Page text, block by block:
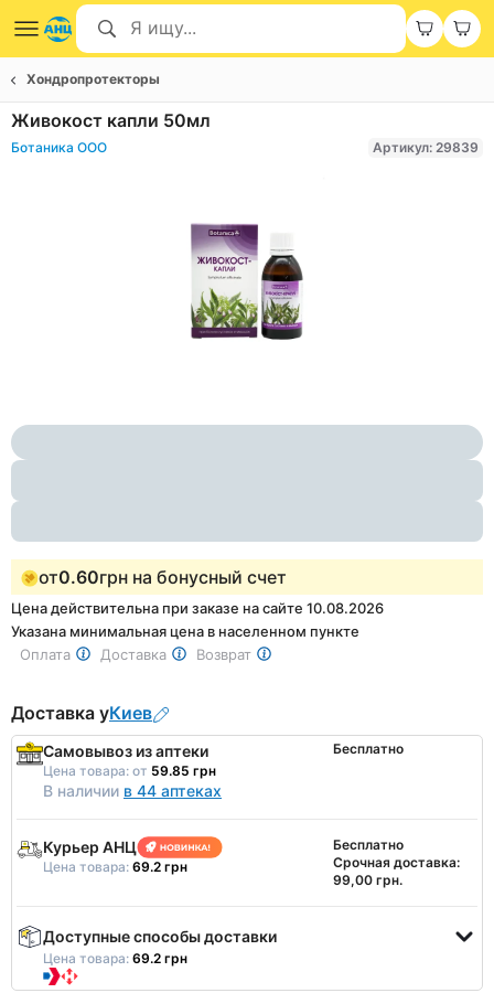
Хондропротекторы
Живокост капли 50мл
Ботаника ООО Артикул: 29839
1
of
от0.60грн на бонусный счет
Цена действительна при заказе на сайте 10.08.2026
Указана минимальная цена в населенном пункте
Оплата
Доставка Возврат
Доставка уКиев
Самовывоз из аптеки
Цена товара: от 59.85 грн
В наличии в 44 аптеках
Бесплатно
Курьер АНЦ
Цена товара: 69.2 грн
Бесплатно
Срочная доставка:
99,00 грн.
Доступные способы доставки
Цена товара: 69.2 грн